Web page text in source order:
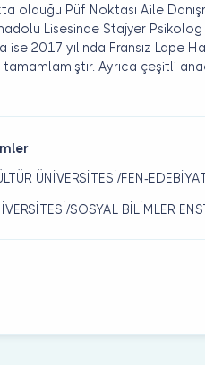
olduğu Püf Noktası Aile
Lisesinde Stajyer Psikolog
ise 2017 yılında Fransız Lape
Ayrıca çeşitli
ÜNİVERSİTESİ/FEN-
SOSYAL BİLİMLER